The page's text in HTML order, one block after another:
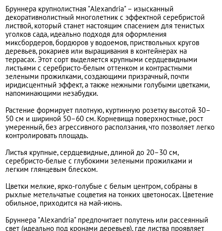
Бруннера крупнолистная "Alexandria" – изысканный
декоративнолистный многолетник с эффектной серебристой
листвой, который станет настоящим спасением для тенистых
уголков сада, идеально подходя для оформления
миксбордеров, бордюров у водоемов, приствольных кругов
деревьев, рокариев или выращивания в контейнерах на
террасах. Этот сорт выделяется крупными сердцевидными
листьями с серебристо-белым оттенком и контрастными
зелеными прожилками, создающими призрачный, почти
иридисцентный эффект, а также нежными голубыми цветками,
напоминающими незабудки.
Растение формирует плотную, куртинную розетку высотой 30–
50 см и шириной 50–60 см. Корневища поверхностные, рост
умеренный, без агрессивного расползания, что позволяет легко
контролировать площадь.
Листья крупные, сердцевидные, длиной до 20–30 см,
серебристо-белые с глубокими зелеными прожилками и
легким глянцевым блеском.
Цветки мелкие, ярко-голубые с белым центром, собраны в
рыхлые метельчатые соцветия на тонких цветоносах. Цветение
обильное, приходится на май-июнь.
Бруннера "Alexandria" предпочитает полутень или рассеянный
свет (идеально под кронами деревьев), где листва проявляет